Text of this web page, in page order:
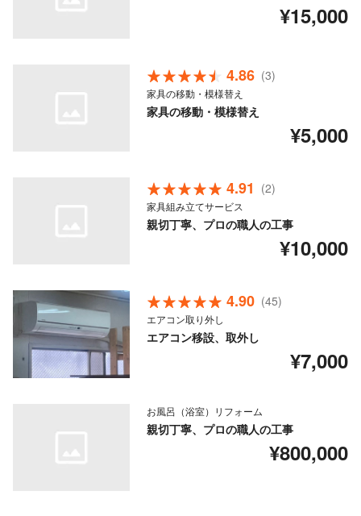
¥15,000
4.86 (3)
家具の移動・模様替え
家具の移動・模様替え
¥5,000
4.91 (2)
家具組み立てサービス
親切丁寧、プロの職人の工事
¥10,000
4.90 (45)
エアコン取り外し
エアコン移設、取外し
¥7,000
お風呂（浴室）リフォーム
親切丁寧、プロの職人の工事
¥800,000